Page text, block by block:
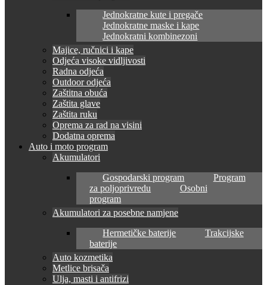
Jednokratne kute i pregače
Jednokratne maske i kape
Jednokratni kombinezoni
Majice, ručnici i kape
Odjeća visoke vidljivosti
Radna odjeća
Outdoor odjeća
Zaštitna obuća
Zaštita glave
Zaštita ruku
Oprema za rad na visini
Dodatna oprema
Auto i moto program
Akumulatori
Gospodarski program
Program
za poljoprivredu
Osobni
program
Akumulatori za posebne namjene
Hermetičke baterije
Trakcijske
baterije
Auto kozmetika
Metlice brisača
Ulja, masti i antifrizi